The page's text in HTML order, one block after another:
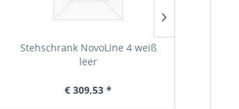
Stehschrank NovoLine 4 weiß
leer
€ 309,53 *